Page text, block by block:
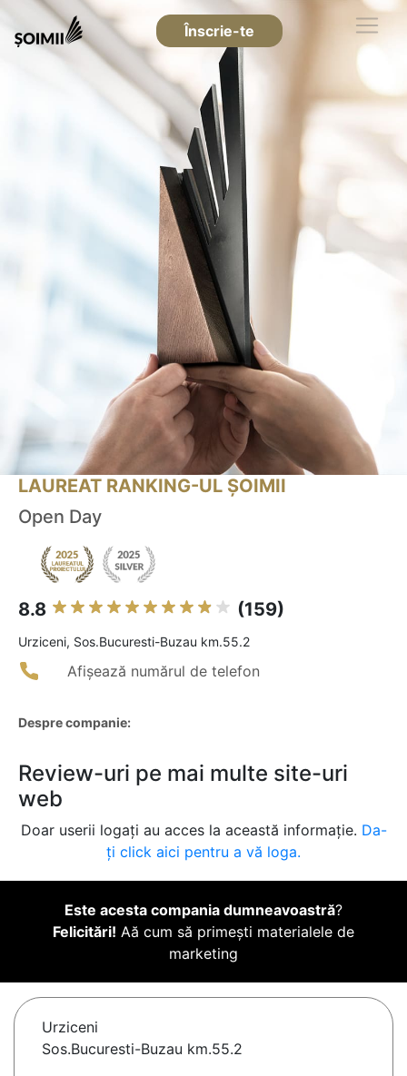
Înscrie-te
LAUREAT RANKING-UL ȘOIMII
Open Day
8.8 (159)
Urziceni, Sos.Bucuresti-Buzau km.55.2
Afișează numărul de telefon
Despre companie:
Review-uri pe mai multe site-uri
web
Doar userii logați au acces la această informație. Da-
ți click aici pentru a vă loga.
Este acesta compania dumneavoastră?
Felicitări! Aă cum să primești materialele de
marketing
Urziceni
Sos.Bucuresti-Buzau km.55.2